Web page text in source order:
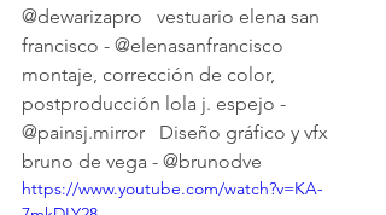
@dewarizapro   vestuario elena san
francisco - @elenasanfrancisco
montaje, corrección de color,
postproducción lola j. espejo -
@painsj.mirror   Diseño gráfico y vfx
bruno de vega - @brunodve
https://www.youtube.com/watch?v=KA-